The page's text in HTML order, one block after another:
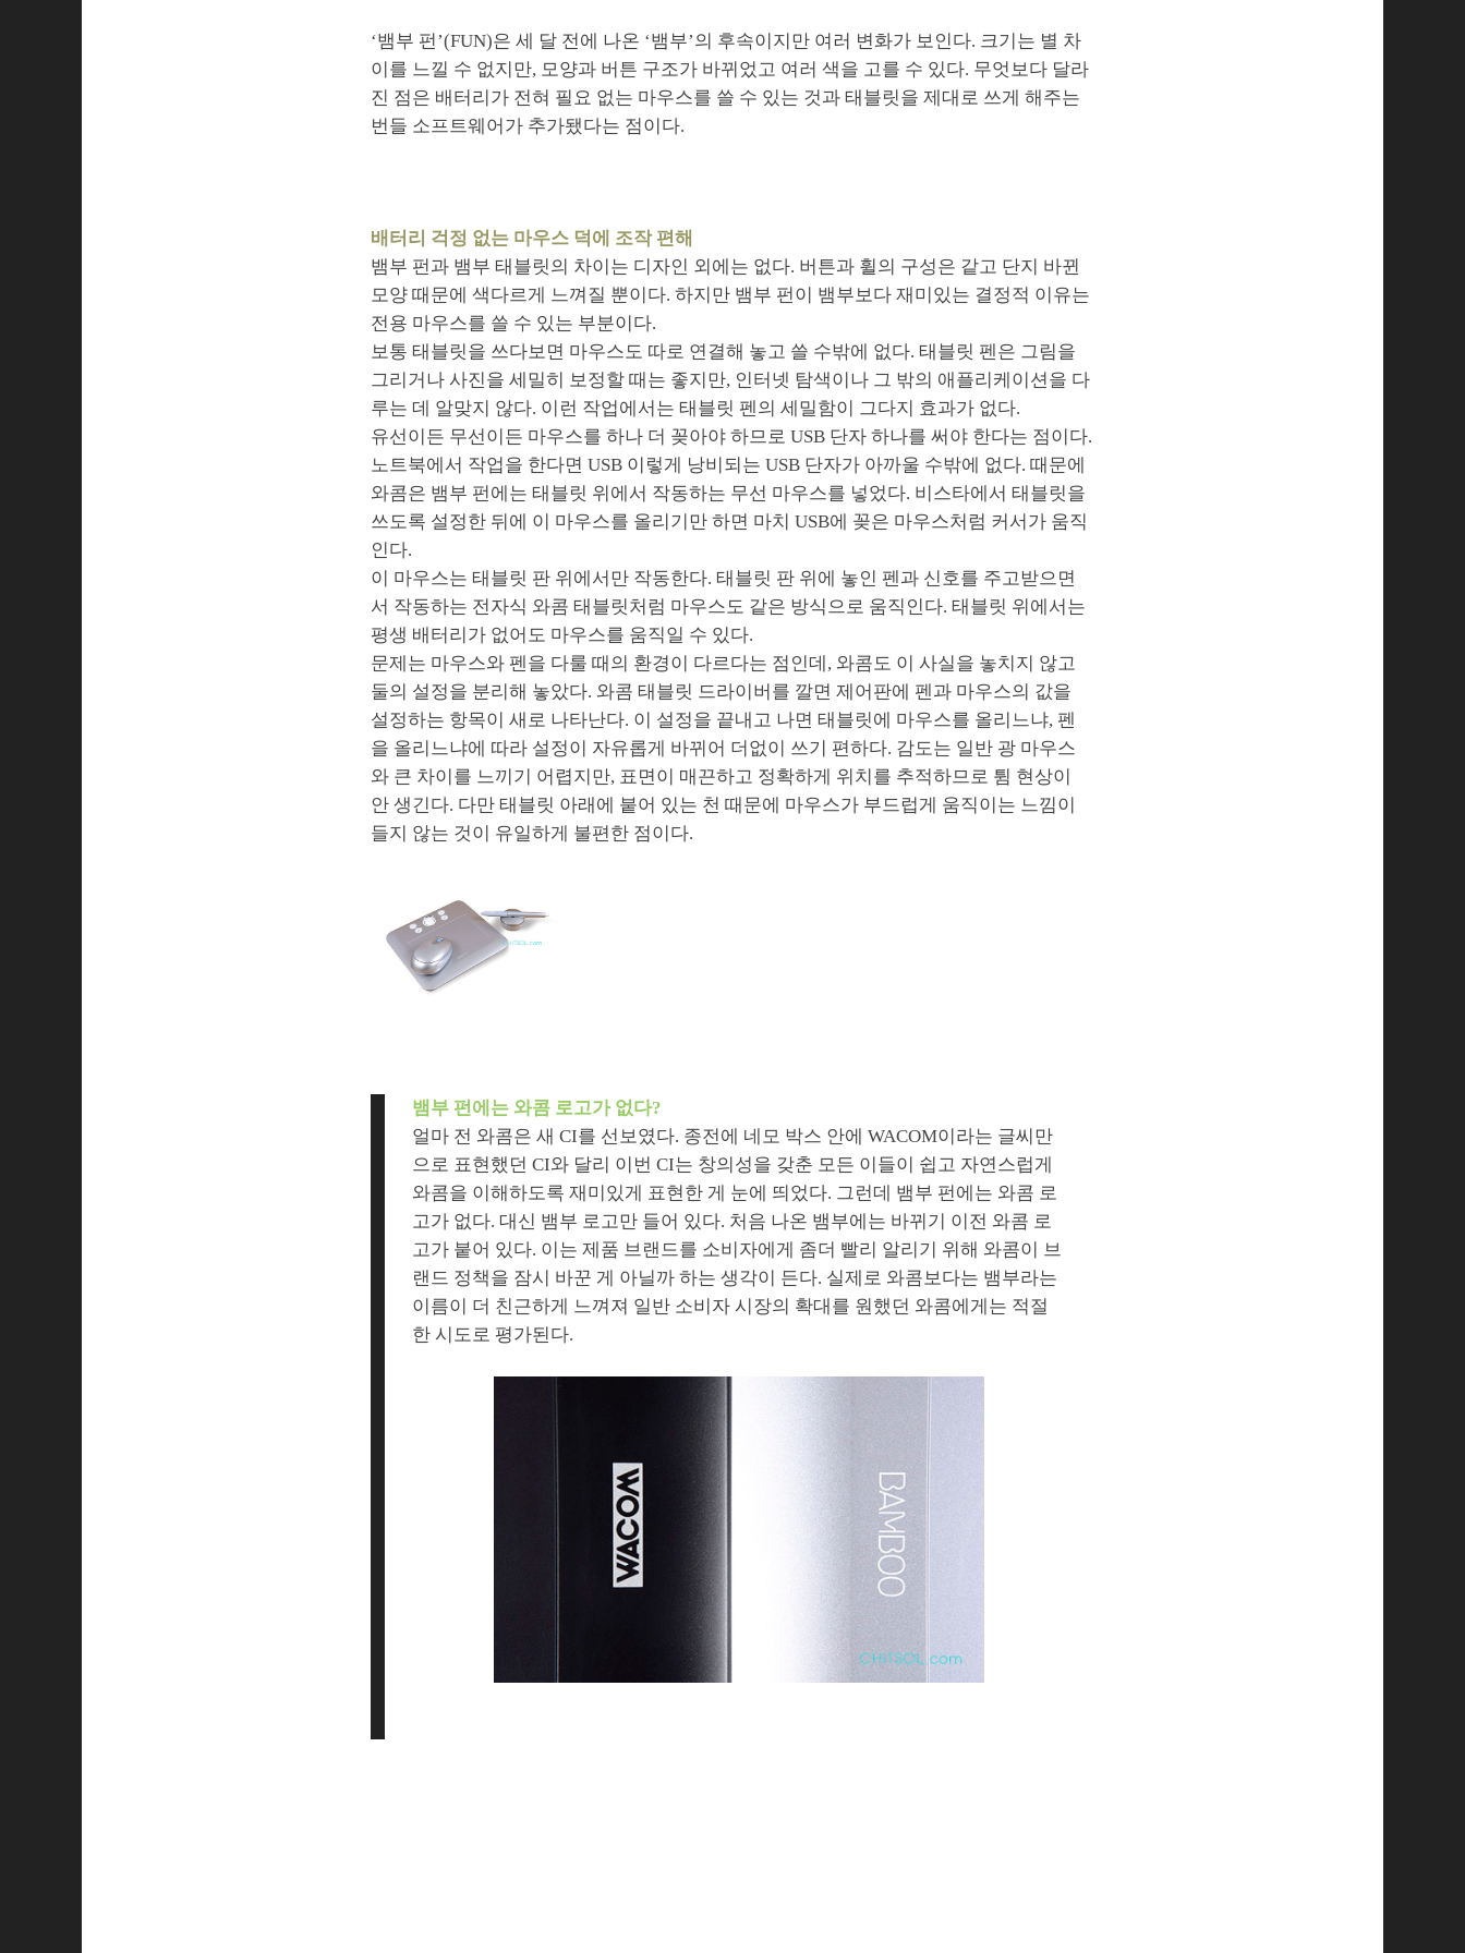
‘뱀부 펀’(FUN)은 세 달 전에 나온 ‘뱀부’의 후속이지만 여러 변화가 보인다. 크기는 별 차
이를 느낄 수 없지만, 모양과 버튼 구조가 바뀌었고 여러 색을 고를 수 있다. 무엇보다 달라
진 점은 배터리가 전혀 필요 없는 마우스를 쓸 수 있는 것과 태블릿을 제대로 쓰게 해주는
번들 소프트웨어가 추가됐다는 점이다.
배터리 걱정 없는 마우스 덕에 조작 편해
뱀부 펀과 뱀부 태블릿의 차이는 디자인 외에는 없다. 버튼과 휠의 구성은 같고 단지 바뀐
모양 때문에 색다르게 느껴질 뿐이다. 하지만 뱀부 펀이 뱀부보다 재미있는 결정적 이유는
전용 마우스를 쓸 수 있는 부분이다.
보통 태블릿을 쓰다보면 마우스도 따로 연결해 놓고 쓸 수밖에 없다. 태블릿 펜은 그림을
그리거나 사진을 세밀히 보정할 때는 좋지만, 인터넷 탐색이나 그 밖의 애플리케이션을 다
루는 데 알맞지 않다. 이런 작업에서는 태블릿 펜의 세밀함이 그다지 효과가 없다.
유선이든 무선이든 마우스를 하나 더 꽂아야 하므로 USB 단자 하나를 써야 한다는 점이다.
노트북에서 작업을 한다면 USB 이렇게 낭비되는 USB 단자가 아까울 수밖에 없다. 때문에
와콤은 뱀부 펀에는 태블릿 위에서 작동하는 무선 마우스를 넣었다. 비스타에서 태블릿을
쓰도록 설정한 뒤에 이 마우스를 올리기만 하면 마치 USB에 꽂은 마우스처럼 커서가 움직
인다.
이 마우스는 태블릿 판 위에서만 작동한다. 태블릿 판 위에 놓인 펜과 신호를 주고받으면
서 작동하는 전자식 와콤 태블릿처럼 마우스도 같은 방식으로 움직인다. 태블릿 위에서는
평생 배터리가 없어도 마우스를 움직일 수 있다.
문제는 마우스와 펜을 다룰 때의 환경이 다르다는 점인데, 와콤도 이 사실을 놓치지 않고
둘의 설정을 분리해 놓았다. 와콤 태블릿 드라이버를 깔면 제어판에 펜과 마우스의 값을
설정하는 항목이 새로 나타난다. 이 설정을 끝내고 나면 태블릿에 마우스를 올리느냐, 펜
을 올리느냐에 따라 설정이 자유롭게 바뀌어 더없이 쓰기 편하다. 감도는 일반 광 마우스
와 큰 차이를 느끼기 어렵지만, 표면이 매끈하고 정확하게 위치를 추적하므로 튐 현상이
안 생긴다. 다만 태블릿 아래에 붙어 있는 천 때문에 마우스가 부드럽게 움직이는 느낌이
들지 않는 것이 유일하게 불편한 점이다.
뱀부 펀에는 와콤 로고가 없다?
얼마 전 와콤은 새 CI를 선보였다. 종전에 네모 박스 안에 WACOM이라는 글씨만
으로 표현했던 CI와 달리 이번 CI는 창의성을 갖춘 모든 이들이 쉽고 자연스럽게
와콤을 이해하도록 재미있게 표현한 게 눈에 띄었다. 그런데 뱀부 펀에는 와콤 로
고가 없다. 대신 뱀부 로고만 들어 있다. 처음 나온 뱀부에는 바뀌기 이전 와콤 로
고가 붙어 있다. 이는 제품 브랜드를 소비자에게 좀더 빨리 알리기 위해 와콤이 브
랜드 정책을 잠시 바꾼 게 아닐까 하는 생각이 든다. 실제로 와콤보다는 뱀부라는
이름이 더 친근하게 느껴져 일반 소비자 시장의 확대를 원했던 와콤에게는 적절
한 시도로 평가된다.